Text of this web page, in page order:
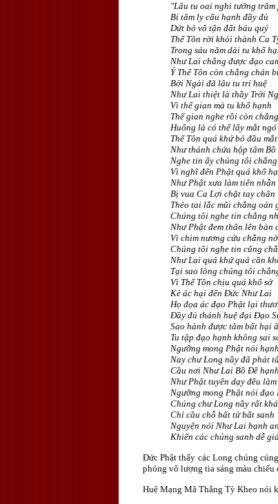
"Lâu tu oai nghi tướng trăm
Bi tâm ly cấu hạnh đầy đủ
Dứt bỏ vô tận đất báu quý
Thế Tôn rời khỏi thành Ca
Trong sáu năm dài tu khổ
Như Lai chẳng được đạo
Ý Thế Tôn còn chẳng chán
Bởi Ngài đã lâu tu trí huệ
Như Lai thiệt là thầy Trời
Vì thế gian mà tu khổ hạnh
Thế gian nghe rồi còn
Huống là có thể lấy mắt ngó
Thế Tôn quá khứ bỏ đầu mắt
Như thánh chứa hộp tâm
Nghe tin ấy chúng tôi
Vì nghĩ đến Phật quá khổ
Như Phật xưa làm tiên nhẫn
Bị vua Ca Lợi chặt tay chân
Thẻo tai lắc mũi chẳng oán
Chúng tôi nghe tin chẳng
Như Phật đem thân lên bàn
Vì chim nương cứu chẳng
Chúng tôi nghe tin cũng
Như Lai quá khứ quá cần
Tại sao lòng chúng tôi
Vì Thế Tôn chịu quá khổ sở
Kẻ ác hại đến Ðức Như Lai
Họ đọa ác đạo Phật lại
Ðầy đủ thánh huệ đại Ðạo
Sao hành được tâm bất hại
Tu tập đạo hạnh không sai
Ngưỡng mong Phật nói
Nay chư Long nầy đã phát
Cầu nơi Như Lai Bồ Ðề hạnh
Như Phật tuyên dạy đều
Ngưỡng mong Phật nói đạo
Chúng chư Long nầy rất
Chỉ cầu chỗ bất tử bất sanh
Nguyện nói Như Lai hạnh
Khiến các chúng sanh dễ
Ðức Phật thấy các Long chúng
phóng vô lượng tia sáng màu chiếu
Huệ Mạng Mã Thắng Tỳ Kheo nói